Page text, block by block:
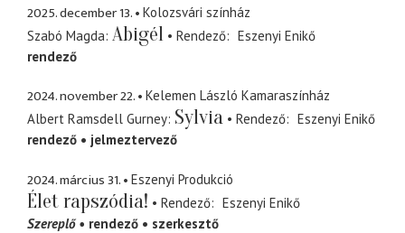
2025. december 13.
Kolozsvári színház
Szabó Magda Abigél Rendező
Eszenyi Enikő
rendező
2024. november 22.
Kelemen László Kamaraszínház
Albert Ramsdell Gurney Sylvia Rendező
Eszenyi Enikő
rendező
jelmeztervező
2024. március 31. Eszenyi Produkció
Élet rapszódia! Rendező
Eszenyi Enikő
Szereplő
rendező szerkesztő